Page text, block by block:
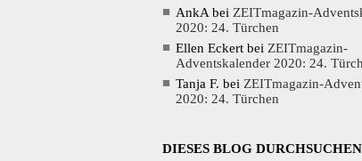
AnkAbei ZEITmagazin-
2020: 24. Türchen
Ellen Eckertbei ZEITmagazin-
Adventskalender 2020: 24.
Tanja F. bei ZEITmagazin-
2020: 24. Türchen
DIESES BLOG DURCHSUCHEN